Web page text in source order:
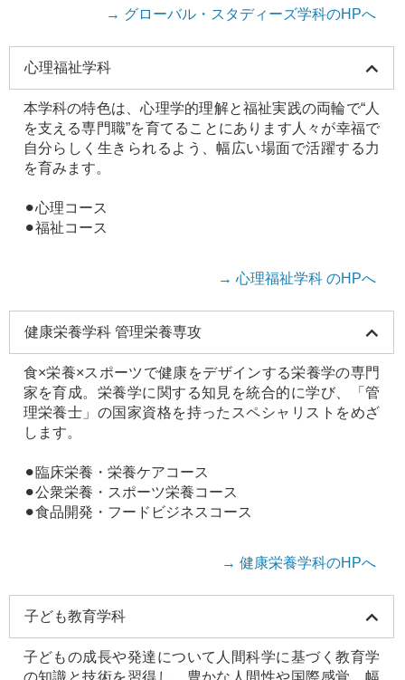
→ グローバル・スタディーズ学科のHPへ
心理福祉学科
本学科の特色は、心理学的理解と福祉実践の両輪で“人
を支える専門職”を育てることにあります人々が幸福で
自分らしく生きられるよう、幅広い場面で活躍する力
を育みます。
⚫︎心理コース
⚫︎福祉コース
→ 心理福祉学科 のHPへ
健康栄養学科 管理栄養専攻
食×栄養×スポーツで健康をデザインする栄養学の専門
家を育成。栄養学に関する知見を統合的に学び、「管
理栄養士」の国家資格を持ったスペシャリストをめざ
します。
⚫︎臨床栄養・栄養ケアコース
⚫︎公衆栄養・スポーツ栄養コース
⚫︎食品開発・フードビジネスコース
→ 健康栄養学科のHPへ
子ども教育学科
子どもの成長や発達について人間科学に基づく教育学